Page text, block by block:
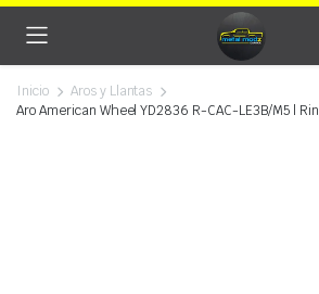
Inicio
Aros y Llantas
Aro American Wheel YD2836 R-CAC-LE3B/M5 |